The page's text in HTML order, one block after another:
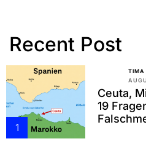
Recent Post
1
TIMA
Ceuta,
19